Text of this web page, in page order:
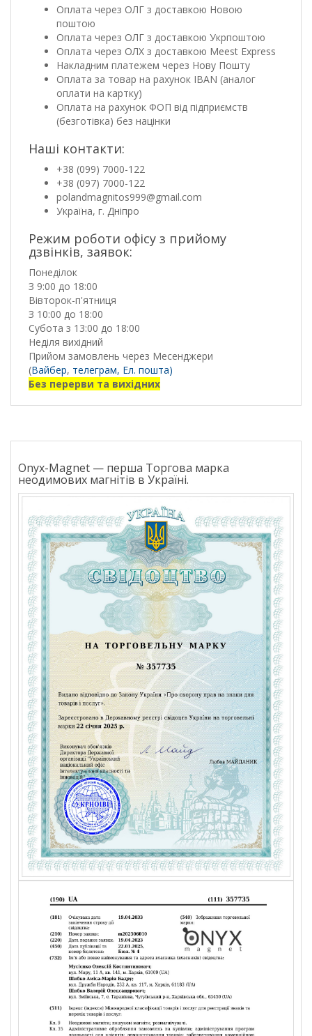
Оплата через ОЛГ з доставкою Новою
поштою
Оплата через ОЛГ з доставкою Укрпоштою
Оплата через ОЛХ з доставкою Meest Express
Накладним платежем через Нову Пошту
Оплата за товар на рахунок IBAN (аналог
оплати на картку)
Оплата на рахунок ФОП від підприємств
(безготівка) без націнки
Наші контакти:
+38 (099) 7000-122
+38 (097) 7000-122
polandmagnitos999@gmail.com
Україна, г. Дніпро
Режим роботи офісу з прийому
дзвінків, заявок:
Понеділок
З 9:00 до 18:00
Вівторок-п'ятниця
З 10:00 до 18:00
Субота з 13:00 до 18:00
Неділя вихідний
Прийом замовлень через Месенджери
(Вайбер, телеграм, Ел. пошта)
Без перерви та вихідних
Onyx-Magnet — перша Торгова марка
неодимових магнітів в Україні.